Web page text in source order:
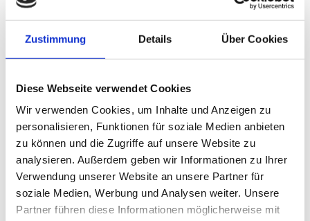
Zustimmung Details Über Cookies
Diese Webseite verwendet Cookies
Wir verwenden Cookies, um Inhalte und Anzeigen zu
personalisieren, Funktionen für soziale Medien anbieten
zu können und die Zugriffe auf unsere Website zu
analysieren. Außerdem geben wir Informationen zu Ihrer
Verwendung unserer Website an unsere Partner für
soziale Medien, Werbung und Analysen weiter. Unsere
Partner führen diese Informationen möglicherweise mit
Bitte lasse dieses Feld leer.
Bitte lasse dieses Feld leer.
Ich habe dieDatenschutzerklärunggelesen *